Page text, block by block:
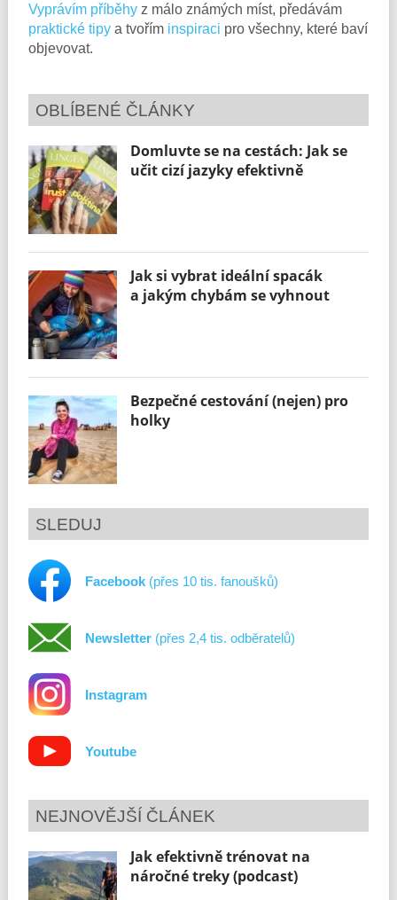
Vyprávím příběhy z málo známých míst, předávám
praktické tipy a tvořím inspiraci pro všechny, které baví
objevovat.
OBLÍBENÉ ČLÁNKY
Domluvte se na cestách: Jak se
učit cizí jazyky efektivně
Jak si vybrat ideální spacák
a jakým chybám se vyhnout
Bezpečné cestování (nejen) pro
holky
SLEDUJ
Facebook (přes 10 tis. fanoušků)
Newsletter (přes 2,4 tis. odběratelů)
Instagram
Youtube
NEJNOVĚJŠÍ ČLÁNEK
Jak efektivně trénovat na
náročné treky (podcast)